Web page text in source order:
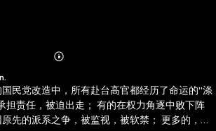
Mehr
民党改造中，所有赴台高官都经历了命运的"涤
担责任，被迫出走； 有的在权力角逐中败下阵
先的派系之争，被监视，被软禁； 更多的，被